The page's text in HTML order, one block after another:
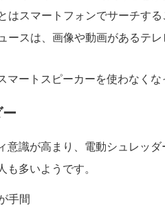
はスマートフォンでサーチす
ースは、画像や動画があるテ
マートスピーカーを使わなくな
意識が高まり、電動シュレッ
も多いようです。
手間